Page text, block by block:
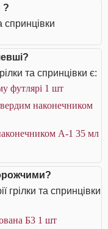
?
спринцівки
та спринцівки є:
футлярі 1 шт
наконечником
А-1 35 мл
грілки та спринцівки
Б3 1 шт